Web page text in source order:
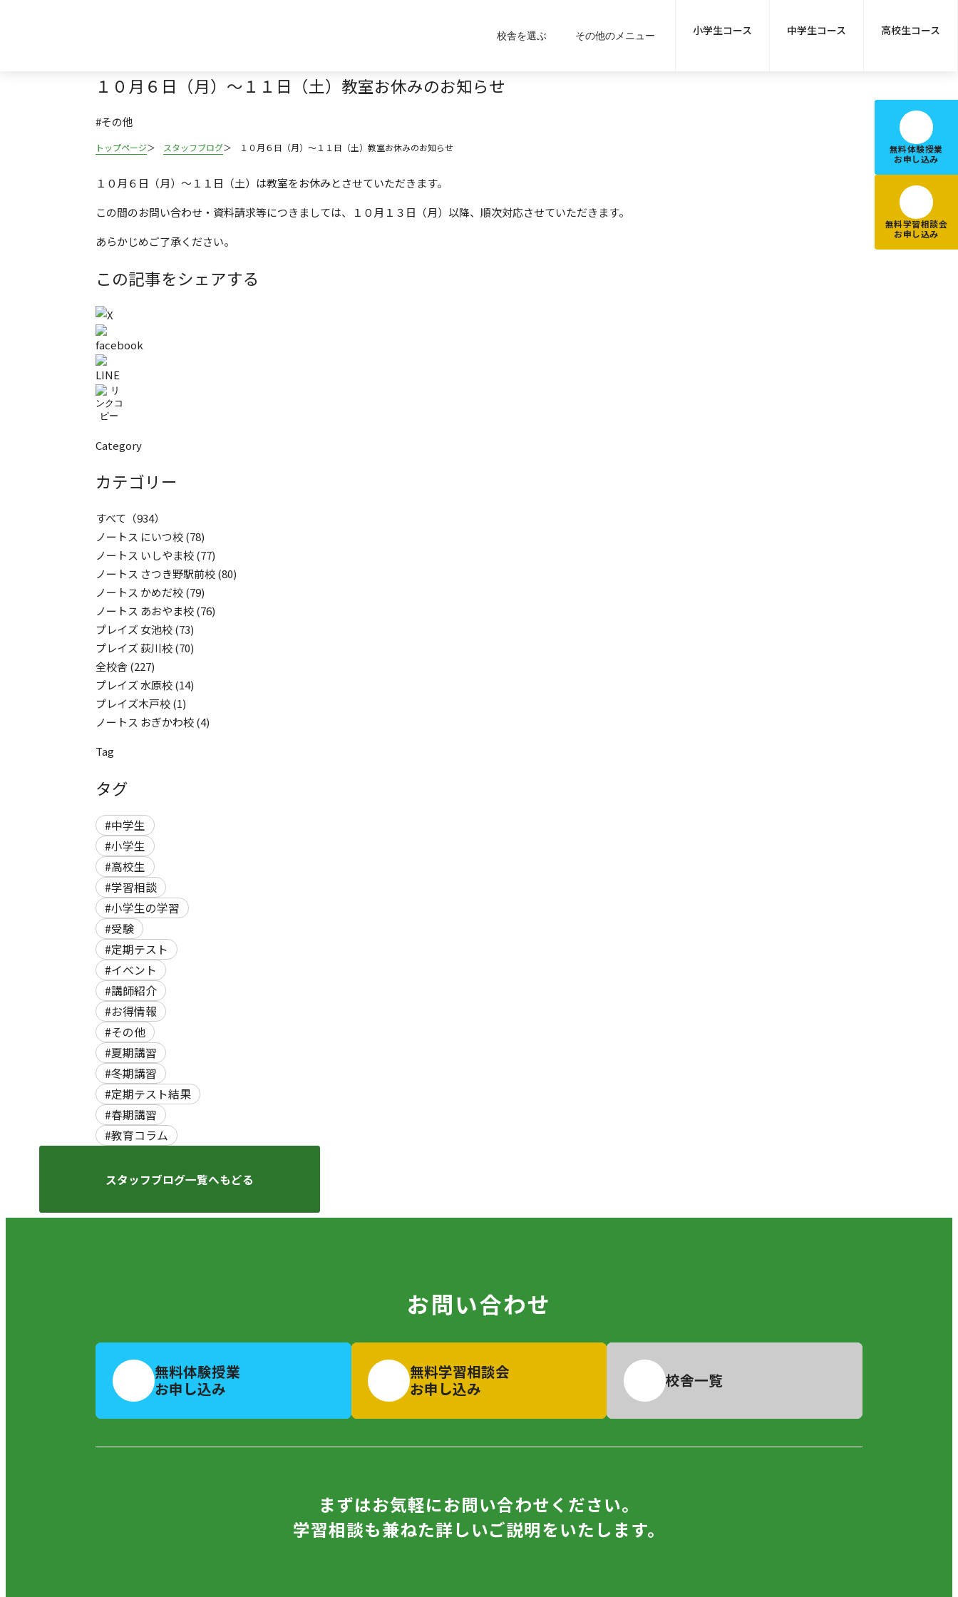
校舎を選ぶ その他のメニュー 小学生コース 中学生コース 高校生コース
無料体験授業
お申し込み
無料学習相談会
お申し込み
１０月６日（月）～１１日（土）教室お休みのお知らせ
#その他
トップページ スタッフブログ １０月６日（月）～１１日（土）教室お休みのお知らせ
１０月６日（月）～１１日（土）は教室をお休みとさせていただきます。
この間のお問い合わせ・資料請求等につきましては、１０月１３日（月）以降、順次対応させていただきます。
あらかじめご了承ください。
この記事をシェアする
Category
カテゴリー
すべて （934）
ノートス にいつ校(78)
ノートス いしやま校(77)
ノートス さつき野駅前校(80)
ノートス かめだ校(79)
ノートス あおやま校(76)
プレイズ 女池校(73)
プレイズ 荻川校(70)
全校舎(227)
プレイズ 水原校(14)
プレイズ木戸校(1)
ノートス おぎかわ校(4)
Tag
タグ
#中学生
#小学生
#高校生
#学習相談
#小学生の学習
#受験
#定期テスト
#イベント
#講師紹介
#お得情報
#その他
#夏期講習
#冬期講習
#定期テスト結果
#春期講習
#教育コラム
スタッフブログ一覧へもどる
お問い合わせ
無料体験授業
お申し込み
無料学習相談会
お申し込み
校舎一覧
まずはお気軽にお問い合わせください。
学習相談も兼ねた詳しいご説明をいたします。